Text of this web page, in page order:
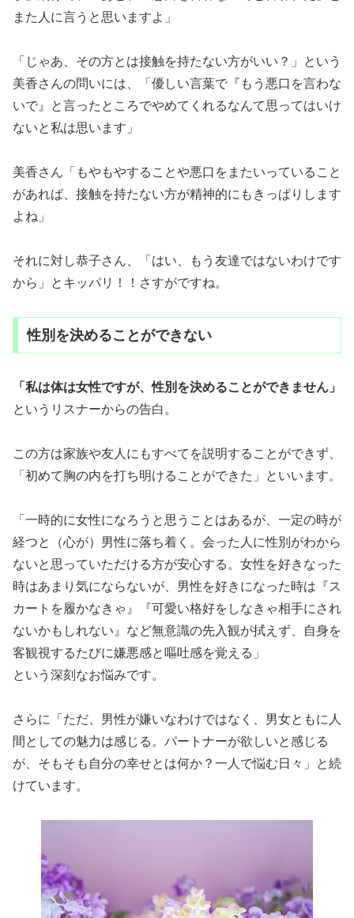
また人に言うと思いますよ」
「じゃあ、その方とは接触を持たない方がいい？」という
美香さんの問いには、「優しい言葉で『もう悪口を言わな
いで』と言ったところでやめてくれるなんて思ってはいけ
ないと私は思います」
美香さん「もやもやすることや悪口をまたいっていること
があれば、接触を持たない方が精神的にもきっぱりします
よね」
それに対し恭子さん、「はい、もう友達ではないわけです
から」とキッパリ！！さすがですね。
性別を決めることができない
「私は体は女性ですが、性別を決めることができません」
というリスナーからの告白。
この方は家族や友人にもすべてを説明することができず、
「初めて胸の内を打ち明けることができた」といいます。
「一時的に女性になろうと思うことはあるが、一定の時が
経つと（心が）男性に落ち着く。会った人に性別がわから
ないと思っていただける方が安心する。女性を好きなった
時はあまり気にならないが、男性を好きになった時は『ス
カートを履かなきゃ』『可愛い格好をしなきゃ相手にされ
ないかもしれない』など無意識の先入観が拭えず、自身を
客観視するたびに嫌悪感と嘔吐感を覚える」
という深刻なお悩みです。
さらに「ただ、男性が嫌いなわけではなく、男女ともに人
間としての魅力は感じる。パートナーが欲しいと感じる
が、そもそも自分の幸せとは何か？一人で悩む日々」と続
けています。